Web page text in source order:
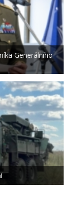
Generálního